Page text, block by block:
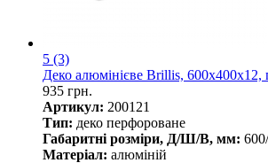
5 (3)
Деко алюмінієве Brillis, 600х400х12,
935 грн.
Артикул: 200121
Тип: деко перфороване
Габаритні розміри, Д/Ш/В, мм:
Матеріал: алюміній